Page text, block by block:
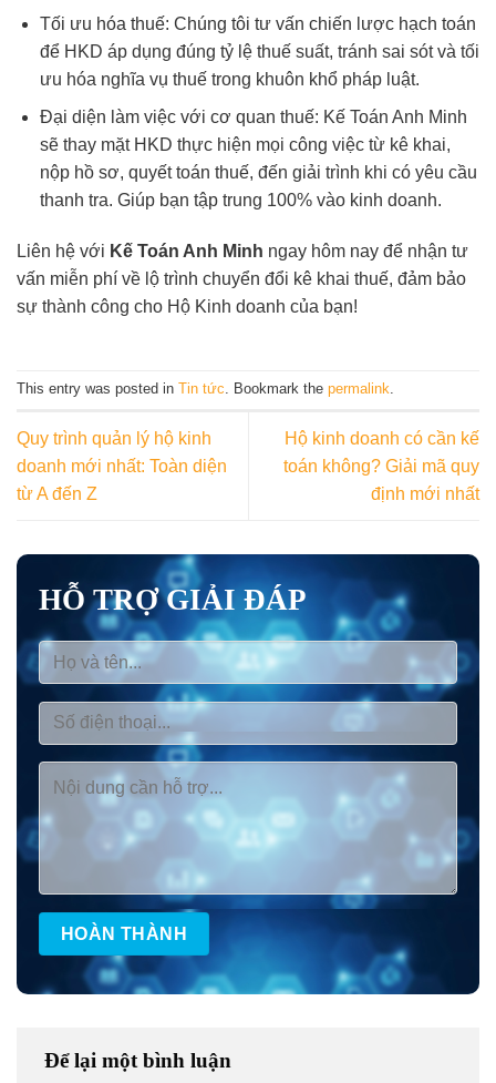
Tối ưu hóa thuế: Chúng tôi tư vấn chiến lược hạch toán
để HKD áp dụng đúng tỷ lệ thuế suất, tránh sai sót và tối
ưu hóa nghĩa vụ thuế trong khuôn khổ pháp luật.
Đại diện làm việc với cơ quan thuế: Kế Toán Anh Minh
sẽ thay mặt HKD thực hiện mọi công việc từ kê khai,
nộp hồ sơ, quyết toán thuế, đến giải trình khi có yêu cầu
thanh tra. Giúp bạn tập trung 100% vào kinh doanh.
Liên hệ với Kế Toán Anh Minh ngay hôm nay để nhận tư
vấn miễn phí về lộ trình chuyển đổi kê khai thuế, đảm bảo
sự thành công cho Hộ Kinh doanh của bạn!
This entry was posted in Tin tức. Bookmark the permalink.
Quy trình quản lý hộ kinh
doanh mới nhất: Toàn diện
từ A đến Z
Hộ kinh doanh có cần kế
toán không? Giải mã quy
định mới nhất
HỖ TRỢ GIẢI ĐÁP
Để lại một bình luận